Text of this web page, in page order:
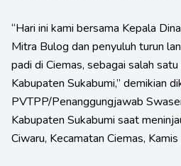
“Hari ini kami bersama Kepala
Mitra Bulog dan penyuluh turun
padi di Ciemas, sebagai salah
Kabupaten Sukabumi,” demikian
PVTPP/Penanggungjawab
Kabupaten Sukabumi saat
Ciwaru, Kecamatan Ciemas,